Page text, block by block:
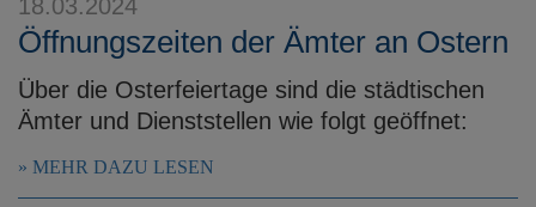
18.03.2024
Öffnungszeiten der Ämter an Ostern
Über die Osterfeiertage sind die städtischen
Ämter und Dienststellen wie folgt geöffnet:
MEHR DAZU LESEN